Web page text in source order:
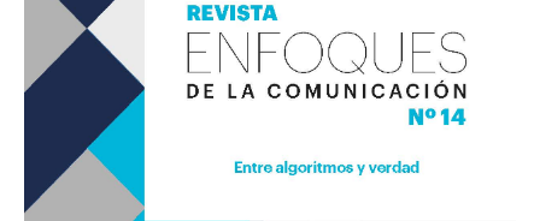
«Entre
algoritmos
y